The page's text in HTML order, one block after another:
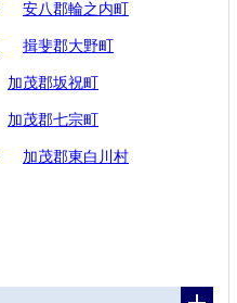
安八郡輪之内町
揖斐郡大野町
加茂郡坂祝町
加茂郡七宗町
加茂郡東白川村